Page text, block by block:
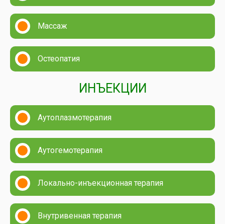
Массаж
Остеопатия
ИНЪЕКЦИИ
Аутоплазмотерапия
Аутогемотерапия
Локально-инъекционная терапия
Внутривенная терапия